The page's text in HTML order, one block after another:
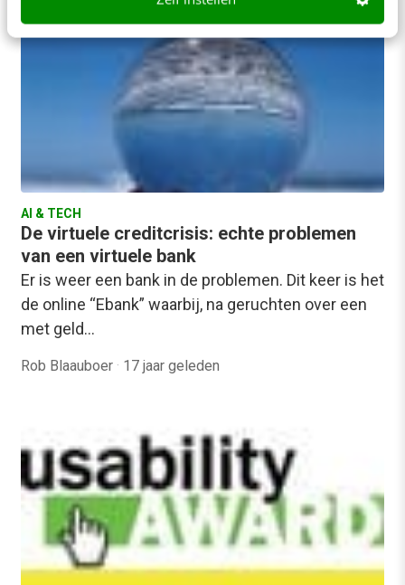
AI & TECH
De virtuele creditcrisis: echte problemen
van een virtuele bank
Er is weer een bank in de problemen. Dit keer is het
de online “Ebank” waarbij, na geruchten over een
met geld…
Rob Blaauboer · 17 jaar geleden